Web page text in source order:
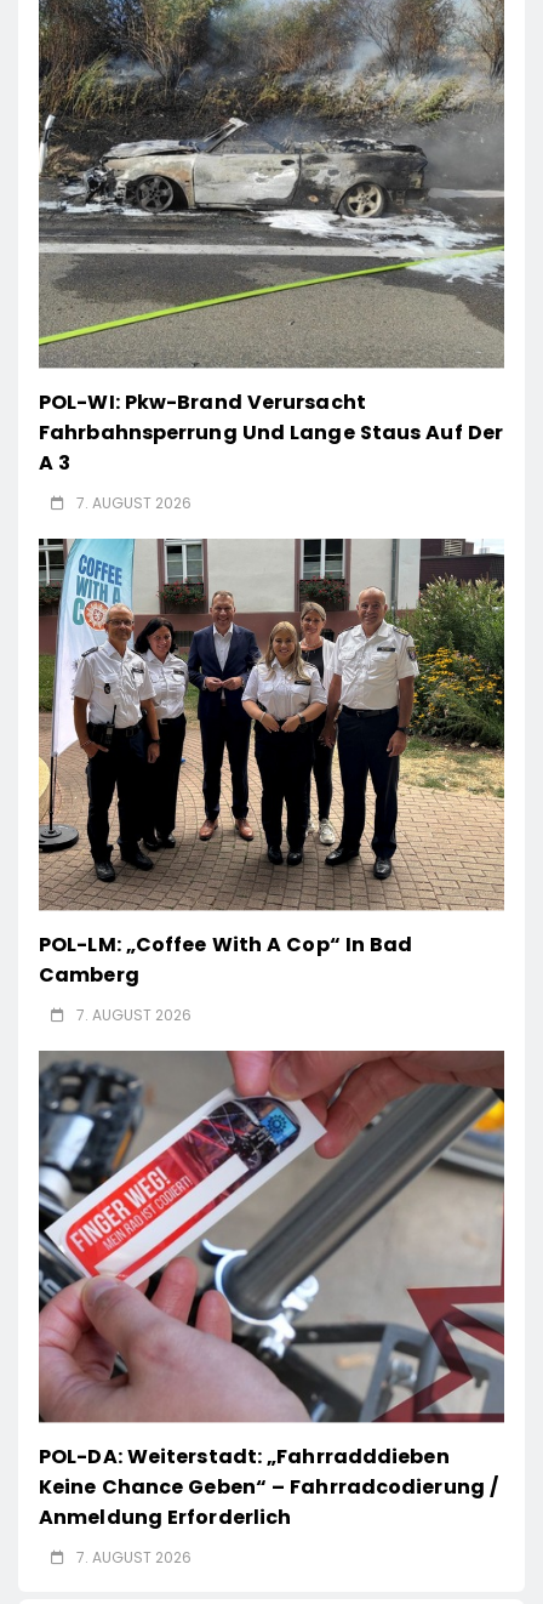
POL-WI: Pkw-Brand Verursacht
Fahrbahnsperrung Und Lange Staus Auf Der
A 3
7. AUGUST 2026
POL-LM: „Coffee With A Cop“ In Bad
Camberg
7. AUGUST 2026
POL-DA: Weiterstadt: „Fahrradddieben
Keine Chance Geben“ – Fahrradcodierung /
Anmeldung Erforderlich
7. AUGUST 2026